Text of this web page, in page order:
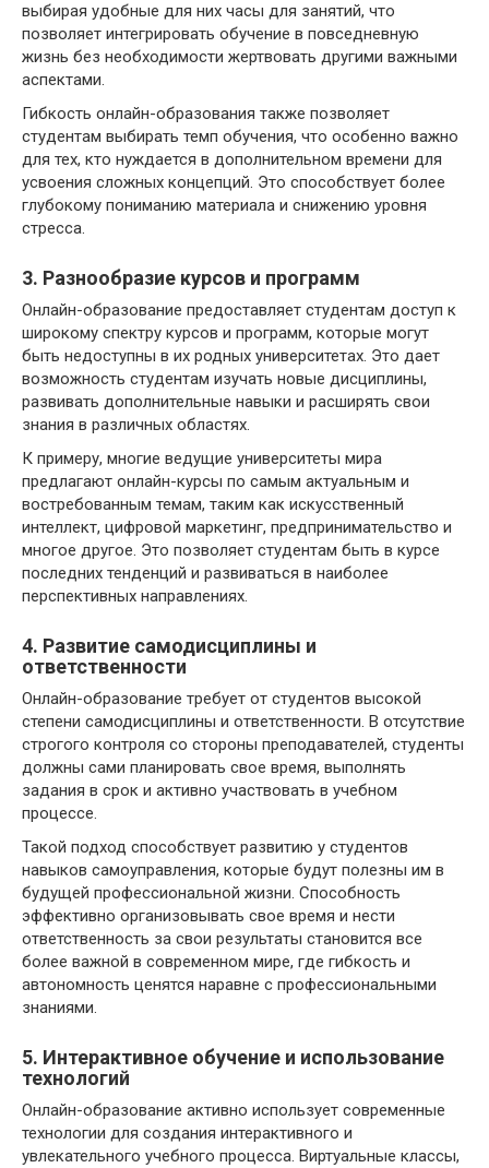
выбирая удобные для них часы для занятий, что
позволяет интегрировать обучение в повседневную
жизнь без необходимости жертвовать другими важными
аспектами.
Гибкость онлайн-образования также позволяет
студентам выбирать темп обучения, что особенно важно
для тех, кто нуждается в дополнительном времени для
усвоения сложных концепций. Это способствует более
глубокому пониманию материала и снижению уровня
стресса.
3. Разнообразие курсов и программ
Онлайн-образование предоставляет студентам доступ к
широкому спектру курсов и программ, которые могут
быть недоступны в их родных университетах. Это дает
возможность студентам изучать новые дисциплины,
развивать дополнительные навыки и расширять свои
знания в различных областях.
К примеру, многие ведущие университеты мира
предлагают онлайн-курсы по самым актуальным и
востребованным темам, таким как искусственный
интеллект, цифровой маркетинг, предпринимательство и
многое другое. Это позволяет студентам быть в курсе
последних тенденций и развиваться в наиболее
перспективных направлениях.
4. Развитие самодисциплины и
ответственности
Онлайн-образование требует от студентов высокой
степени самодисциплины и ответственности. В отсутствие
строгого контроля со стороны преподавателей, студенты
должны сами планировать свое время, выполнять
задания в срок и активно участвовать в учебном
процессе.
Такой подход способствует развитию у студентов
навыков самоуправления, которые будут полезны им в
будущей профессиональной жизни. Способность
эффективно организовывать свое время и нести
ответственность за свои результаты становится все
более важной в современном мире, где гибкость и
автономность ценятся наравне с профессиональными
знаниями.
5. Интерактивное обучение и использование
технологий
Онлайн-образование активно использует современные
технологии для создания интерактивного и
увлекательного учебного процесса. Виртуальные классы,